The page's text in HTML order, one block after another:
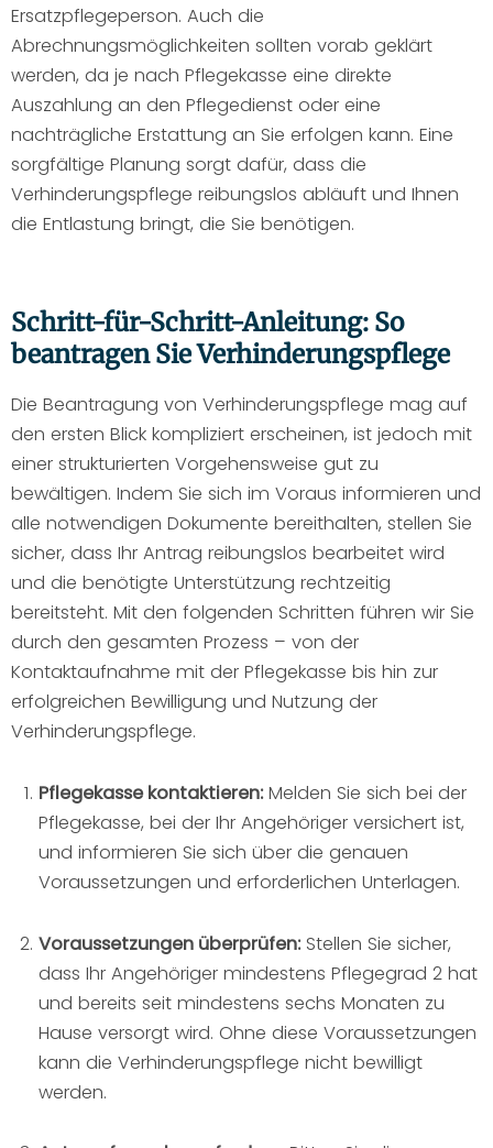
Ersatzpflegeperson. Auch die
Abrechnungsmöglichkeiten sollten vorab geklärt
werden, da je nach Pflegekasse eine direkte
Auszahlung an den Pflegedienst oder eine
nachträgliche Erstattung an Sie erfolgen kann. Eine
sorgfältige Planung sorgt dafür, dass die
Verhinderungspflege reibungslos abläuft und Ihnen
die Entlastung bringt, die Sie benötigen.
Schritt-für-Schritt-Anleitung: So
beantragen Sie Verhinderungspflege
Die Beantragung von Verhinderungspflege mag auf
den ersten Blick kompliziert erscheinen, ist jedoch mit
einer strukturierten Vorgehensweise gut zu
bewältigen. Indem Sie sich im Voraus informieren und
alle notwendigen Dokumente bereithalten, stellen Sie
sicher, dass Ihr Antrag reibungslos bearbeitet wird
und die benötigte Unterstützung rechtzeitig
bereitsteht. Mit den folgenden Schritten führen wir Sie
durch den gesamten Prozess – von der
Kontaktaufnahme mit der Pflegekasse bis hin zur
erfolgreichen Bewilligung und Nutzung der
Verhinderungspflege.
Pflegekasse kontaktieren:Melden Sie sich bei der
Pflegekasse, bei der Ihr Angehöriger versichert ist,
und informieren Sie sich über die genauen
Voraussetzungen und erforderlichen Unterlagen.
Voraussetzungen überprüfen:Stellen Sie sicher,
dass Ihr Angehöriger mindestens Pflegegrad 2 hat
und bereits seit mindestens sechs Monaten zu
Hause versorgt wird. Ohne diese Voraussetzungen
kann die Verhinderungspflege nicht bewilligt
werden.